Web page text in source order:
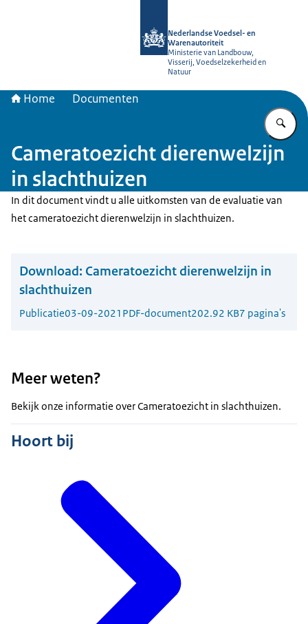
Nederlandse Voedsel- en
Warenautoriteit
Ministerie van Landbouw,
Visserij, Voedselzekerheid en
Natuur
Home Documenten
Cameratoezicht dierenwelzijn
in slachthuizen
In dit document vindt u alle uitkomsten van de evaluatie van
het cameratoezicht dierenwelzijn in slachthuizen.
Download: Cameratoezicht dierenwelzijn in
slachthuizen
Publicatie03-09-2021 PDF-document202.92 KB7 pagina's
Meer weten?
Bekijk onze informatie over Cameratoezicht in slachthuizen.
Hoort bij